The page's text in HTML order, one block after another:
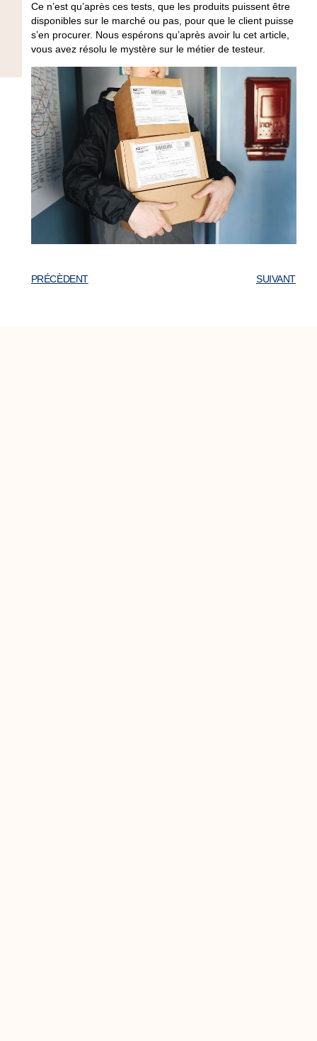
Ce n’est qu’après ces tests, que les produits puissent être
disponibles sur le marché ou pas, pour que le client puisse
s’en procurer. Nous espérons qu’après avoir lu cet article,
vous avez résolu le mystère sur le métier de testeur.
PRÉCÈDENT SUIVANT